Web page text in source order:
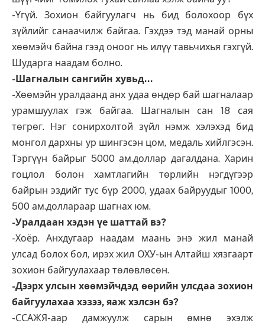
-Үгүй. Зохион байгуулагч нь бид болохоор бүх
зүйлийг санаачилж байгаа. Гэхдээ тэд манай орны
хөөмэйч байна гээд оноог нь илүү тавьчихья гэхгүй.
Шударга наадам болно.
-Шагналын сангийн хувьд…
-Хөөмэйн уралдаанд анх удаа өндөр бай шагналаар
урамшуулах гэж байгаа. Шагналын сан 18 сая
төгрөг. Нэг сонирхолтой зүйл нэмж хэлэхэд бид
монгол дархны ур шингэсэн цом, медаль хийлгэсэн.
Тэргүүн байрыг 5000 ам.доллар дагалдана. Харин
гоцлол болон хамтлагийн төрлийн нэгдүгээр
байрын эздийг тус бүр 2000, удаах байруудыг 1000,
500 ам.доллараар шагнах юм.
-Уралдаан хэдэн үе шаттай вэ?
-Хоёр. Анхдугаар наадам маань энэ жил манай
улсад болох бол, ирэх жил ОХУ-ын Алтайш хязгаарт
зохион байгуулахаар төлөвлөсөн.
-Дээрх улсын хөөмэйчдэд өөрийн улсдаа зохион
байгуулахаа хэзээ, яаж хэлсэн бэ?
-ССАЖЯ-аар дамжуулж сарын өмнө эхэлж